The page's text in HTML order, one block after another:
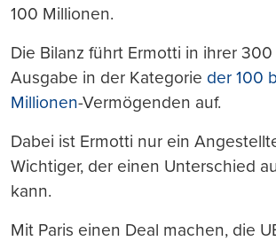
100 Millionen.
Die Bilanz führt Ermotti in ihrer
Ausgabe in der Kategorie der 100
Millionen-Vermögenden auf.
Dabei ist Ermotti nur ein
Wichtiger, der einen Unterschied
kann.
Mit Paris einen Deal machen, die